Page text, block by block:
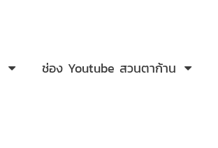
ช่อง Youtube สวนตาก้าน